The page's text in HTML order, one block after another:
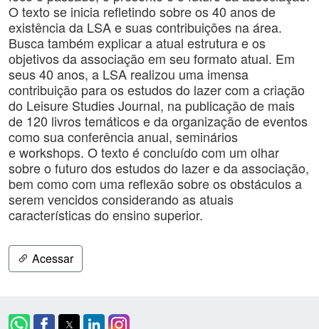
O texto se inicia refletindo sobre os 40 anos de
existência da LSA e suas contribuições na área.
Busca também explicar a atual estrutura e os
objetivos da associação em seu formato atual. Em
seus 40 anos, a LSA realizou uma imensa
contribuição para os estudos do lazer com a criação
do Leisure Studies Journal, na publicação de mais
de 120 livros temáticos e da organização de eventos
como sua conferência anual, seminários
e workshops. O texto é concluído com um olhar
sobre o futuro dos estudos do lazer e da associação,
bem como com uma reflexão sobre os obstáculos a
serem vencidos considerando as atuais
características do ensino superior.
Acessar